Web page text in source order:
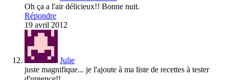
Oh ça a l'air délicieux!! Bonne nuit.
Répondre
19 avril 2012
Julie
juste magnifique... je l'ajoute à ma liste de recettes à tester